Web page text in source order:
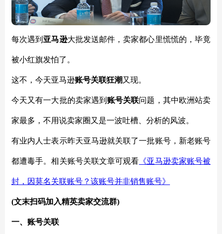
每次遇到 亚马逊大批发送邮件，卖家都心里慌慌的，毕竟
被小红旗发怕了。
这不，今天亚马逊账号关联狂潮 又现。
今天又有一大批的卖家遇到 账号关联问题，其中欧洲站卖
家最多，不用说卖家圈又是一波吐槽、分析的风波。
有业内人士表示昨天亚马逊就关联了一批账号，新老账号
都遭毒手。相关账号关联文章可观看 《亚马逊卖家账号被
封，因莫名关联账号？该账号并非销售账号》
(文末扫码加入精英卖家交流群)
一、账号关联